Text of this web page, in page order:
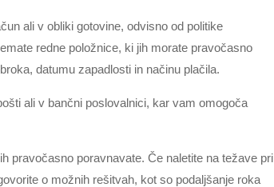
ali v obliki gotovine, odvisno od politike
redne položnice, ki jih morate pravočasno
datumu zapadlosti in načinu plačila.
ali v bančni poslovalnici, kar vam omogoča
pravočasno poravnavate. Če naletite na težave pri
o možnih rešitvah, kot so podaljšanje roka